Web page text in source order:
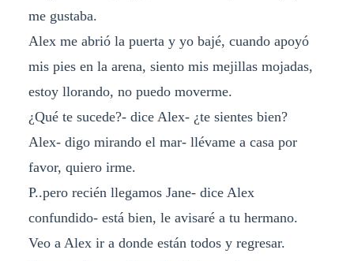
me gustaba.
Alex me abrió la puerta y yo bajé, cuando apoyó
mis pies en la arena, siento mis mejillas mojadas,
estoy llorando, no puedo moverme.
¿Qué te sucede?- dice Alex- ¿te sientes bien?
Alex- digo mirando el mar- llévame a casa por
favor, quiero irme.
P..pero recién llegamos Jane- dice Alex
confundido- está bien, le avisaré a tu hermano.
Veo a Alex ir a donde están todos y regresar.